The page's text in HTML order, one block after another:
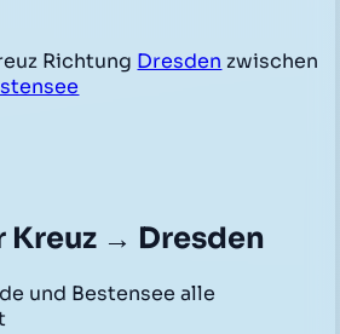
Richtung Dresden zwischen
→ Dresden
und Bestensee alle